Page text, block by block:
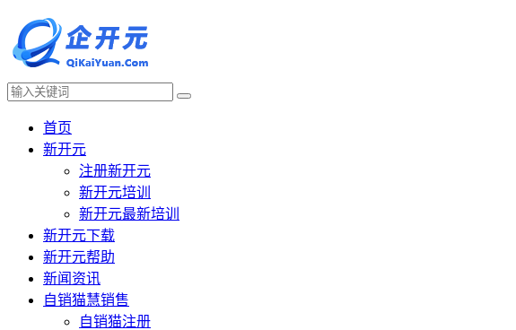
首页
新开元
注册新开元
新开元培训
新开元最新培训
新开元下载
新开元帮助
新闻资讯
自销猫慧销售
自销猫注册